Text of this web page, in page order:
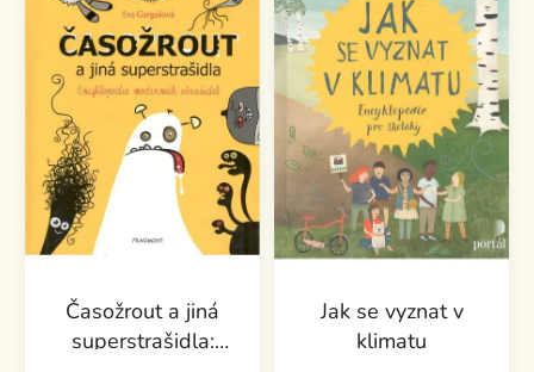
Časožrout a jiná
superstrašidla:
Jak se vyznat v
klimatu